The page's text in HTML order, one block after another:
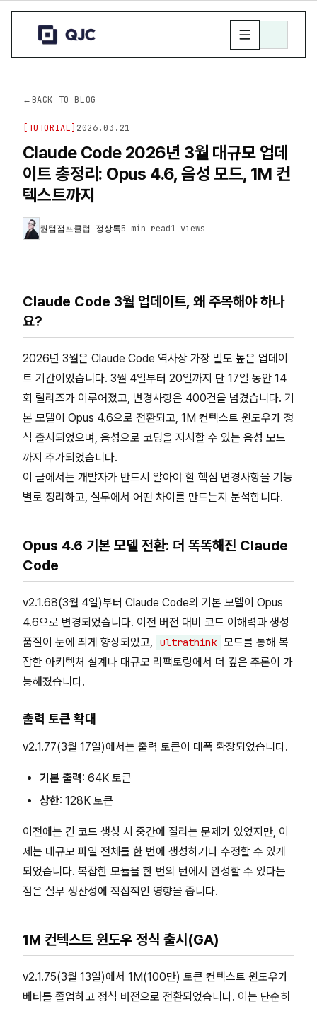
← BACK TO BLOG
TUTORIAL 2026.03.21
Claude Code 2026년 3월 대규모 업데
이트 총정리: Opus 4.6, 음성 모드, 1M 컨
텍스트까지
퀀텀점프클럽 정상록5 min read1 views
Claude Code 3월 업데이트, 왜 주목해야 하나
요?
2026년 3월은 Claude Code 역사상 가장 밀도 높은 업데이
트 기간이었습니다. 3월 4일부터 20일까지 단 17일 동안 14
회 릴리즈가 이루어졌고, 변경사항은 400건을 넘겼습니다. 기
본 모델이 Opus 4.6으로 전환되고, 1M 컨텍스트 윈도우가 정
식 출시되었으며, 음성으로 코딩을 지시할 수 있는 음성 모드
까지 추가되었습니다.
이 글에서는 개발자가 반드시 알아야 할 핵심 변경사항을 기능
별로 정리하고, 실무에서 어떤 차이를 만드는지 분석합니다.
Opus 4.6 기본 모델 전환: 더 똑똑해진 Claude
Code
v2.1.68(3월 4일)부터 Claude Code의 기본 모델이 Opus
4.6으로 변경되었습니다. 이전 버전 대비 코드 이해력과 생성
품질이 눈에 띄게 향상되었고,
ultrathink 모드를 통해 복
잡한 아키텍처 설계나 대규모 리팩토링에서 더 깊은 추론이 가
능해졌습니다.
출력 토큰 확대
v2.1.77(3월 17일)에서는 출력 토큰이 대폭 확장되었습니다.
기본 출력: 64K 토큰
상한: 128K 토큰
이전에는 긴 코드 생성 시 중간에 잘리는 문제가 있었지만, 이
제는 대규모 파일 전체를 한 번에 생성하거나 수정할 수 있게
되었습니다. 복잡한 모듈을 한 번의 턴에서 완성할 수 있다는
점은 실무 생산성에 직접적인 영향을 줍니다.
1M 컨텍스트 윈도우 정식 출시(GA)
v2.1.75(3월 13일)에서 1M(100만) 토큰 컨텍스트 윈도우가
베타를 졸업하고 정식 버전으로 전환되었습니다. 이는 단순히